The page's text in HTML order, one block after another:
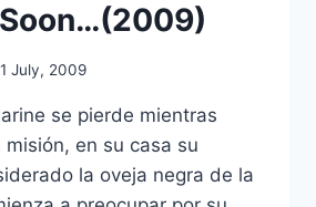
July, 2009
se pierde mientras
en su casa su
la oveja negra de la